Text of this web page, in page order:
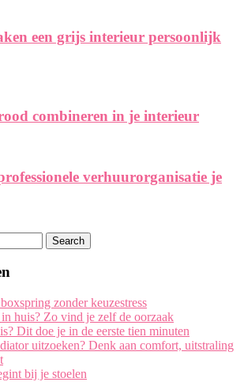
een grijs interieur persoonlijk
combineren in je interieur
verhuurorganisatie je
zonder keuzestress
huis? Zo vind je zelf de oorzaak
Dit doe je in de eerste tien minuten
uitzoeken? Denk aan comfort, uitstraling
bij je stoelen